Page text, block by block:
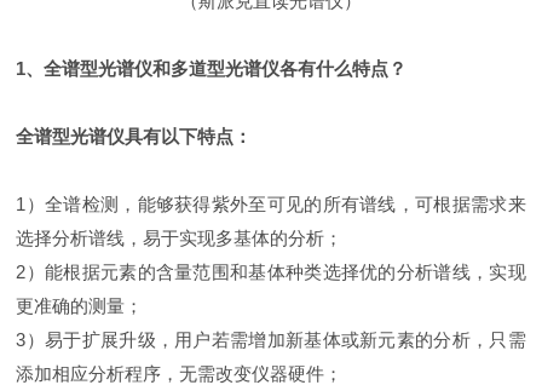
1、全谱型光谱仪和多道型光谱仪各有什么特点？
全谱型光谱仪具有以下特点：
1）全谱检测，能够获得紫外至可见的所有谱线，可根据需求来
选择分析谱线，易于实现多基体的分析；
2）能根据元素的含量范围和基体种类选择优的分析谱线，实现
更准确的测量；
3）易于扩展升级，用户若需增加新基体或新元素的分析，只需
添加相应分析程序，无需改变仪器硬件；